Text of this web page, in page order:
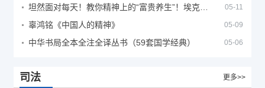
05-11
辜鸿铭《中国人的精神》 05-09
中华书局全本全注全译丛书（59套国学经典） 05-06
司法 更多>>